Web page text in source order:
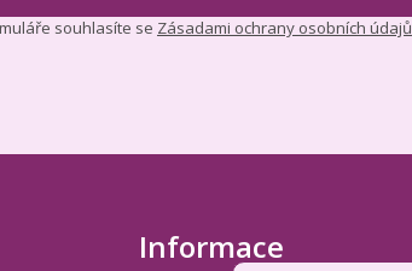
souhlasíte se Zásadami ochrany osobních údajů
Informace